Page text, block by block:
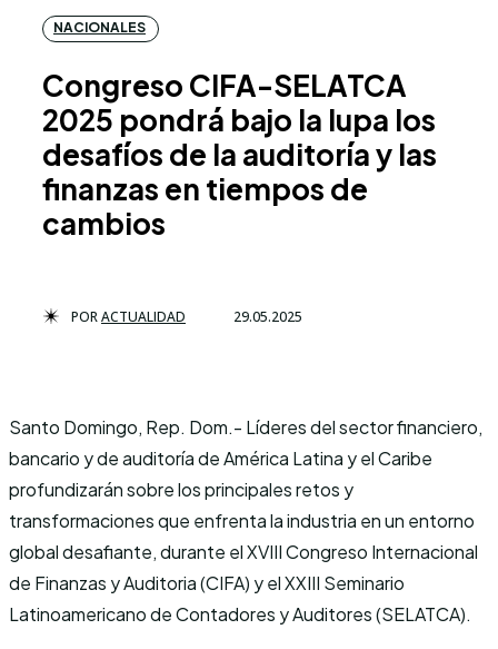
NACIONALES
Congreso CIFA-SELATCA
2025 pondrá bajo la lupa los
desafíos de la auditoría y las
finanzas en tiempos de
cambios
PORACTUALIDAD 29.05.2025
Santo Domingo, Rep. Dom.- Líderes del sector financiero,
bancario y de auditoría de América Latina y el Caribe
profundizarán sobre los principales retos y
transformaciones que enfrenta la industria en un entorno
global desafiante, durante el XVIII Congreso Internacional
de Finanzas y Auditoria (CIFA) y el XXIII Seminario
Latinoamericano de Contadores y Auditores (SELATCA).